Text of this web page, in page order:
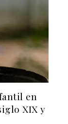
en
XIX y